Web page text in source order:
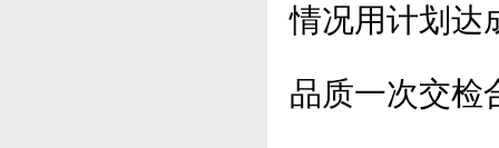
情况用计划达
品质一次交检